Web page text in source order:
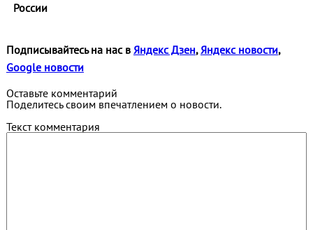
России
Подписывайтесь на нас в Яндекс Дзен,Яндекс новости,
Google новости
Оставьте комментарий
Поделитесь своим впечатлением о новости.
Текст комментария